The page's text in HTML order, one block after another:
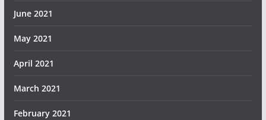
June 2021
May 2021
April 2021
March 2021
February 2021